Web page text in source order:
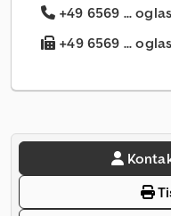
+49 6569 ...
+49 6569 ...